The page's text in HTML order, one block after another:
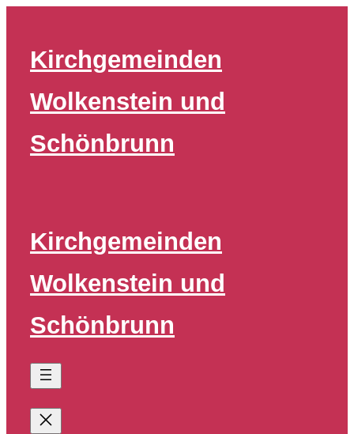
springen
Kirchgemeinden
Wolkenstein und
Schönbrunn
Kirchgemeinden
Wolkenstein und
Schönbrunn